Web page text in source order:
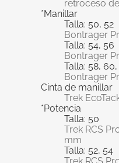
retroceso
*Manillar
Talla: 50, 52
Bontrager
Talla: 54, 56
Bontrager
Talla: 58,
Bontrager
Cinta de manillar
Trek
*Potencia
Talla: 50
Trek RCS
mm
Talla: 52, 54